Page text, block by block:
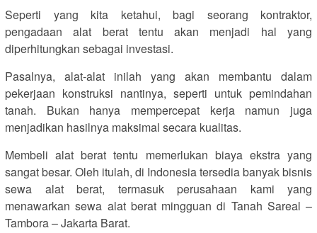
Seperti yang kita ketahui, bagi seorang kontraktor,
pengadaan alat berat tentu akan menjadi hal yang
diperhitungkan sebagai investasi.
Pasalnya, alat-alat inilah yang akan membantu dalam
pekerjaan konstruksi nantinya, seperti untuk pemindahan
tanah. Bukan hanya mempercepat kerja namun juga
menjadikan hasilnya maksimal secara kualitas.
Membeli alat berat tentu memerlukan biaya ekstra yang
sangat besar. Oleh itulah, di Indonesia tersedia banyak bisnis
sewa alat berat, termasuk perusahaan kami yang
menawarkan sewa alat berat mingguan di Tanah Sareal –
Tambora – Jakarta Barat.